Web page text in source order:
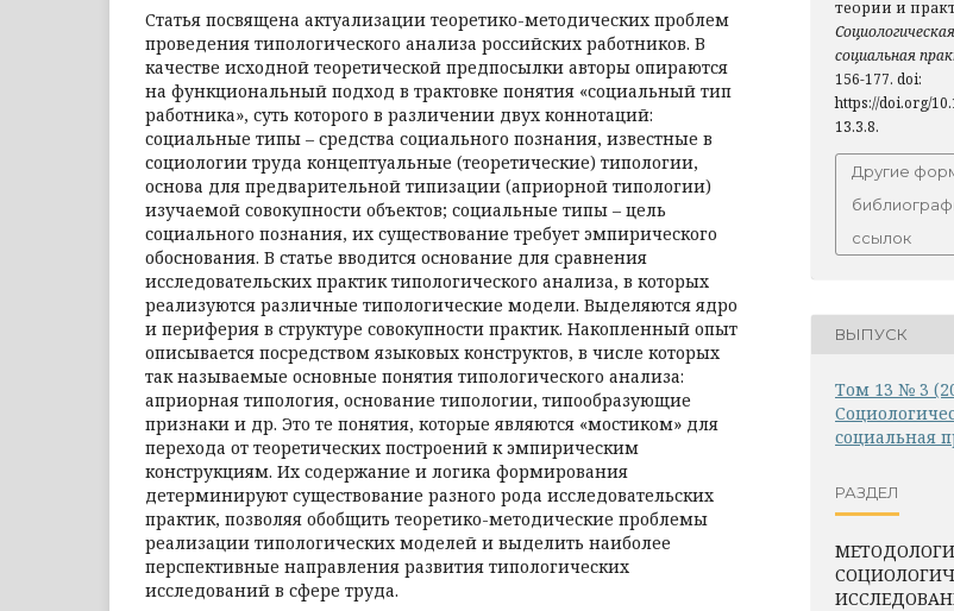
Статья посвящена актуализации теоретико-методических проблем
проведения типологического анализа российских работников. В
качестве исходной теоретической предпосылки авторы опираются
на функциональный подход в трактовке понятия «социальный тип
работника», суть которого в различении двух коннотаций:
социальные типы – средства социального познания, известные в
социологии труда концептуальные (теоретические) типологии,
основа для предварительной типизации (априорной типологии)
изучаемой совокупности объектов; социальные типы – цель
социального познания, их существование требует эмпирического
обоснования. В статье вводится основание для сравнения
исследовательских практик типологического анализа, в которых
реализуются различные типологические модели. Выделяются ядро
и периферия в структуре совокупности практик. Накопленный опыт
описывается посредством языковых конструктов, в числе которых
так называемые основные понятия типологического анализа:
априорная типология, основание типологии, типообразующие
признаки и др. Это те понятия, которые являются «мостиком» для
перехода от теоретических построений к эмпирическим
конструкциям. Их содержание и логика формирования
детерминируют существование разного рода исследовательских
практик, позволяя обобщить теоретико-методические проблемы
реализации типологических моделей и выделить наиболее
перспективные направления развития типологических
исследований в сфере труда.
теории и
социальная
156-177. doi:
https://doi.org/
13.3.8.
Другие
ссылок
ВЫПУСК
Том 13 № 3
социальная
РАЗДЕЛ